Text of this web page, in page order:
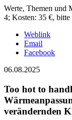
Werte, Themen und
4; Kosten: 35 €, bitte
Weblink
Email
Facebook
06.08.2025
Too hot to
verändernden